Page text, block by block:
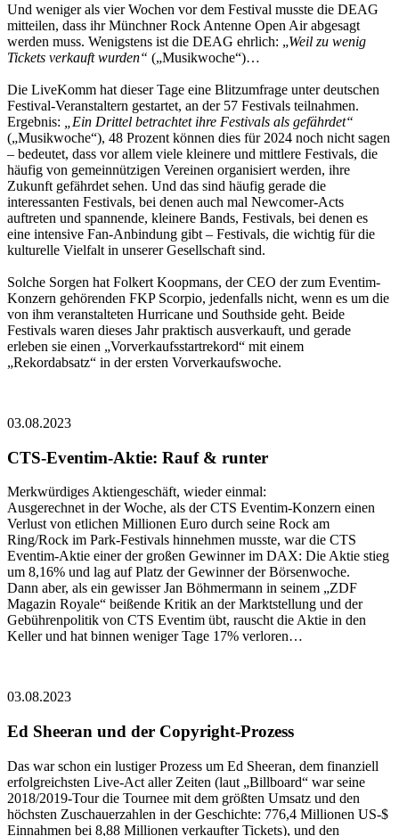
Und weniger als vier Wochen vor dem Festival musste die DEAG
mitteilen, dass ihr Münchner Rock Antenne Open Air abgesagt
werden muss. Wenigstens ist die DEAG ehrlich: „Weil zu wenig
Tickets verkauft wurden“ („Musikwoche“)…
Die LiveKomm hat dieser Tage eine Blitzumfrage unter deutschen
Festival-Veranstaltern gestartet, an der 57 Festivals teilnahmen.
Ergebnis:
„Ein Drittel betrachtet ihre Festivals als gefährdet“
(„Musikwoche“), 48 Prozent können dies für 2024 noch nicht sagen
– bedeutet, dass vor allem viele kleinere und mittlere Festivals, die
häufig von gemeinnützigen Vereinen organisiert werden, ihre
Zukunft gefährdet sehen. Und das sind häufig gerade die
interessanten Festivals, bei denen auch mal Newcomer-Acts
auftreten und spannende, kleinere Bands, Festivals, bei denen es
eine intensive Fan-Anbindung gibt – Festivals, die wichtig für die
kulturelle Vielfalt in unserer Gesellschaft sind.
Solche Sorgen hat Folkert Koopmans, der CEO der zum Eventim-
Konzern gehörenden FKP Scorpio, jedenfalls nicht, wenn es um die
von ihm veranstalteten Hurricane und Southside geht. Beide
Festivals waren dieses Jahr praktisch ausverkauft, und gerade
erleben sie einen „Vorverkaufsstartrekord“ mit einem
„Rekordabsatz“ in der ersten Vorverkaufswoche.
03.08.2023
CTS-Eventim-Aktie: Rauf & runter
Merkwürdiges Aktiengeschäft, wieder einmal:
Ausgerechnet in der Woche, als der CTS Eventim-Konzern einen
Verlust von etlichen Millionen Euro durch seine Rock am
Ring/Rock im Park-Festivals hinnehmen musste, war die CTS
Eventim-Aktie einer der großen Gewinner im DAX: Die Aktie stieg
um 8,16% und lag auf Platz der Gewinner der Börsenwoche.
Dann aber, als ein gewisser Jan Böhmermann in seinem „ZDF
Magazin Royale“ beißende Kritik an der Marktstellung und der
Gebührenpolitik von CTS Eventim übt, rauscht die Aktie in den
Keller und hat binnen weniger Tage 17% verloren…
03.08.2023
Ed Sheeran und der Copyright-Prozess
Das war schon ein lustiger Prozess um Ed Sheeran, dem finanziell
erfolgreichsten Live-Act aller Zeiten (laut „Billboard“ war seine
2018/2019-Tour die Tournee mit dem größten Umsatz und den
höchsten Zuschauerzahlen in der Geschichte: 776,4 Millionen US-$
Einnahmen bei 8,88 Millionen verkaufter Tickets), und den